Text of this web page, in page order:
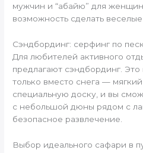
мужчин и “абайю” для
возможность сделать
Сэндбординг: серфинг по
Для любителей активного
предлагают сэндбординг.
только вместо снега —
специальную доску, и вы
с небольшой дюны рядом с
безопасное развлечение.
Выбор идеального сафари в